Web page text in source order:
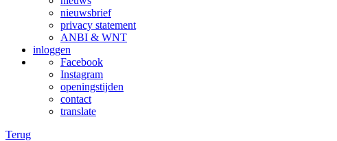
nieuwsbrief
privacy statement
ANBI & WNT
inloggen
Facebook
Instagram
openingstijden
contact
translate
Terug